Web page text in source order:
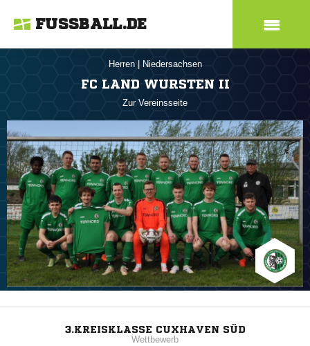
FUSSBALL.DE
Herren Niedersachsen
FC LAND WURSTEN II
Zur Vereinsseite
3.KREISKLASSE CUXHAVEN SÜD
Wettbewerb